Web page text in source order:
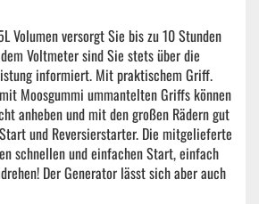
Volumen versorgt Sie bis zu 10 Stunden
Voltmeter sind Sie stets über die
informiert. Mit praktischem Griff.
Moosgummi ummantelten Griffs können
anheben und mit den großen Rädern gut
und Reversierstarter. Die mitgelieferte
schnellen und einfachen Start, einfach
Der Generator lässt sich aber auch